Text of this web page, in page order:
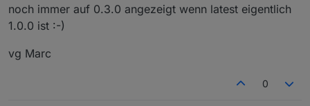
noch immer auf 0.3.0 angezeigt wenn latest eigentlich
1.0.0 ist :-)
vg Marc
0